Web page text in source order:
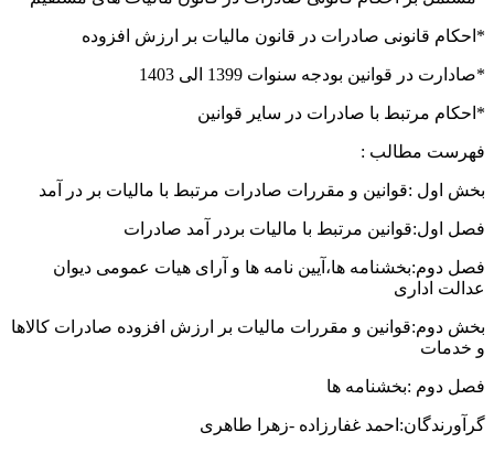
*احکام قانونی صادرات در قانون مالیات بر ارزش افزوده
*صادارت در قوانین بودجه سنوات 1399 الی 1403
*احکام مرتبط با صادرات در سایر قوانین
فهرست مطالب :
بخش اول :قوانین و مقررات صادرات مرتبط با مالیات بر در آمد
فصل اول:قوانین مرتبط با مالیات بردر آمد صادرات
فصل دوم:بخشنامه ها،آیین نامه ها و آرای هیات عمومی دیوان
عدالت اداری
بخش دوم:قوانین و مقررات مالیات بر ارزش افزوده صادرات کالاها
و خدمات
فصل دوم :بخشنامه ها
گرآورندگان:احمد غفارزاده -زهرا طاهری